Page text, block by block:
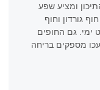
ומציע שפע
גורדון וחוף
ימי. גם החופים
מספקים בריחה